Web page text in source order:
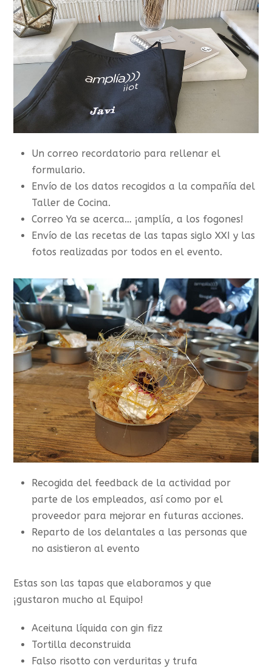
Un correo recordatorio para rellenar el
formulario.
Envío de los datos recogidos a la compañía del
Taller de Cocina.
Correo Ya se acerca… ¡amplía, a los fogones!
Envío de las recetas de las tapas siglo XXI y las
fotos realizadas por todos en el evento.
Recogida del feedback de la actividad por
parte de los empleados, así como por el
proveedor para mejorar en futuras acciones.
Reparto de los delantales a las personas que
no asistieron al evento
Estas son las tapas que elaboramos y que
¡gustaron mucho al Equipo!
Aceituna líquida con gin fizz
Tortilla deconstruida
Falso risotto con verduritas y trufa